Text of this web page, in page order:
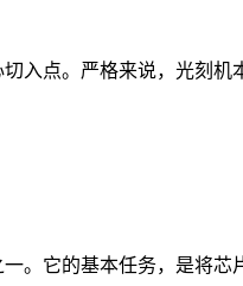
入点。严格来说，光刻
。它的基本任务，是将